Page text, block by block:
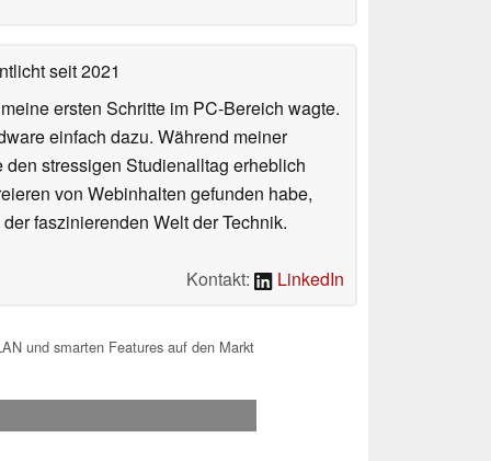
seit 2021
ersten Schritte im PC-Bereich wagte.
einfach dazu. Während meiner
stressigen Studienalltag erheblich
von Webinhalten gefunden habe,
faszinierenden Welt der Technik.
Kontakt:
LinkedIn
und smarten Features auf den Markt